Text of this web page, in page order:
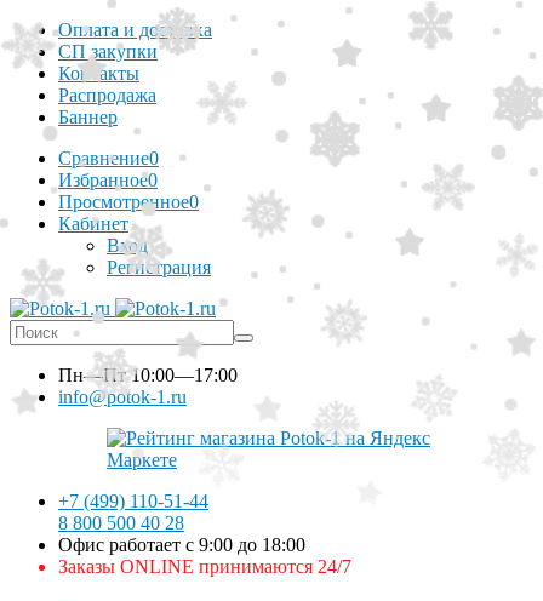
Оплата и доставка
СП закупки
Контакты
Распродажа
Баннер
Сравнение0
Избранное0
Просмотренное0
Кабинет
Вход
Регистрация
Пн—Пт10:00—17:00
info@potok-1.ru
+7 (499) 110-51-44
8 800 500 40 28
Офис работает с 9:00 до 18:00
Заказы ONLINE принимаются 24/7